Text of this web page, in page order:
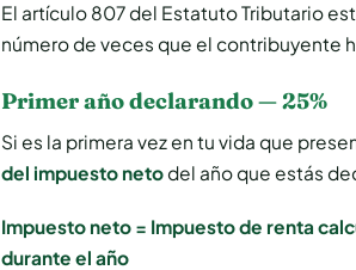
El artículo 807 del Estatuto Tributario
número de veces que el contribuyente
Primer año declarando — 25%
Si es la primera vez en tu vida que
del impuesto netodel año que estás
Impuesto neto = Impuesto de renta
durante el año